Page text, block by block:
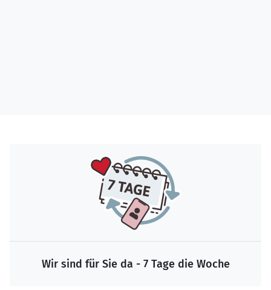
Wir sind für Sie da - 7 Tage die Woche